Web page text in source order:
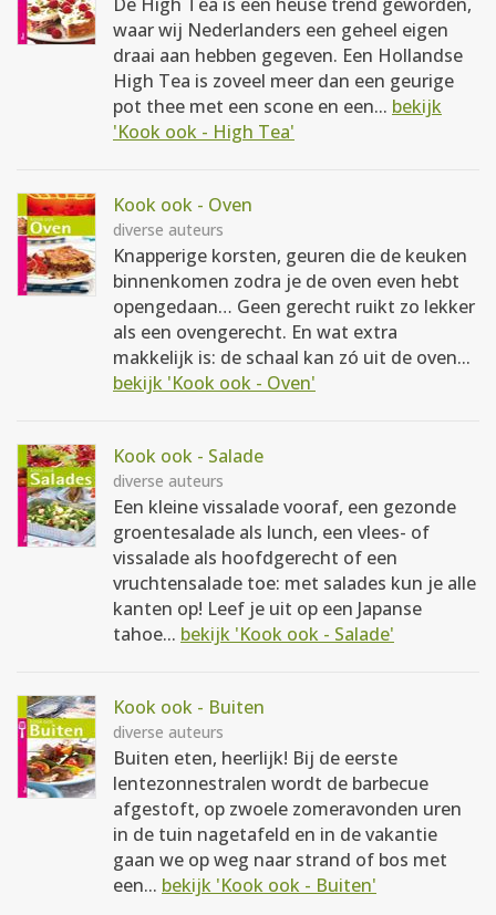
waar wij Nederlanders een geheel eigen
draai aan hebben gegeven. Een Hollandse
High Tea is zoveel meer dan een geurige
pot thee met een scone en een... bekijk
'Kook ook - High Tea'
Kook ook - Oven
diverse auteurs
Knapperige korsten, geuren die de keuken
binnenkomen zodra je de oven even hebt
opengedaan… Geen gerecht ruikt zo lekker
als een ovengerecht. En wat extra
makkelijk is: de schaal kan zó uit de oven...
bekijk 'Kook ook - Oven'
Kook ook - Salade
diverse auteurs
Een kleine vissalade vooraf, een gezonde
groentesalade als lunch, een vlees- of
vissalade als hoofdgerecht of een
vruchtensalade toe: met salades kun je alle
kanten op! Leef je uit op een Japanse
tahoe... bekijk 'Kook ook - Salade'
Kook ook - Buiten
diverse auteurs
Buiten eten, heerlijk! Bij de eerste
lentezonnestralen wordt de barbecue
afgestoft, op zwoele zomeravonden uren
in de tuin nagetafeld en in de vakantie
gaan we op weg naar strand of bos met
een... bekijk 'Kook ook - Buiten'